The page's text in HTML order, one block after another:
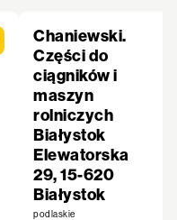
Chaniewski.
Części do
ciągników i
maszyn
rolniczych
Białystok
Elewatorska
29, 15-620
Białystok
podlaskie